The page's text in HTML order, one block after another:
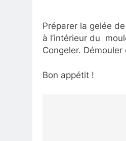
Préparer la gelée
à l’intérieur du
Congeler.
Bon appétit !